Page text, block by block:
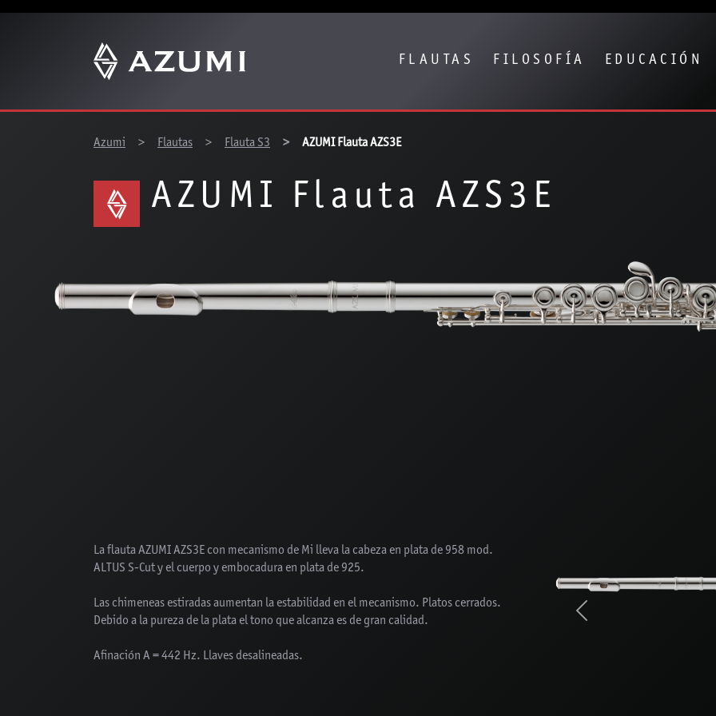
FLAUTAS FILOSOFÍA EDUCACIÓN
Azumi
Flautas Flauta S3 AZUMI Flauta AZS3E
AZUMI Flauta AZS3E
La flauta AZUMI AZS3E con mecanismo de Mi lleva la cabeza en plata de 958 mod.
ALTUS S-Cut y el cuerpo y embocadura en plata de 925.
Las chimeneas estiradas aumentan la estabilidad en el mecanismo. Platos cerrados.
Debido a la pureza de la plata el tono que alcanza es de gran calidad.
Afinación A = 442 Hz. Llaves desalineadas.
Previous